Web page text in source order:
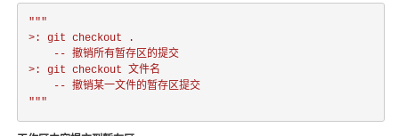
"""
>: git checkout .
>: git checkout 文件名
"""